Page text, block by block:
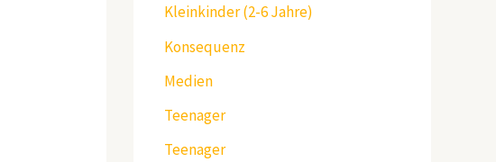
Kleinkinder (2-6 Jahre)
Konsequenz
Medien
Teenager
Teenager